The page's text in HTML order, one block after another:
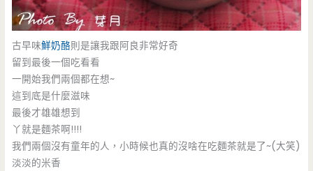
古早味鮮奶酪則是讓我跟阿良非常好奇
留到最後一個吃看看
一開始我們兩個都在想~
這到底是什麼滋味
最後才雄雄想到
丫就是麵茶啊!!!!
我們兩個沒有童年的人，小時候也真的沒啥在吃麵茶就是了~(大笑)
淡淡的米香